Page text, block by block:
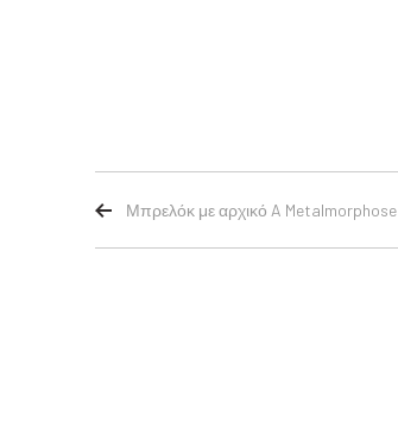
Μπρελόκ με αρχικό A Metalmorphose